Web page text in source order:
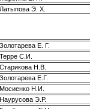
Латыпова Э. Х.
Золотарева Е. Г.
Терре С.И.
Старикова Н.В.
Золотарева Е.Г.
Мосиенко Н.И.
Наурусова Э.Р.